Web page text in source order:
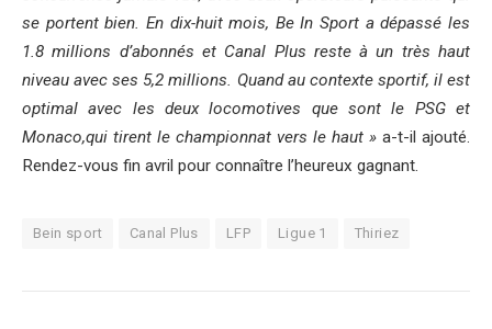
se portent bien. En dix-huit mois, Be In Sport a dépassé les
1.8 millions d’abonnés et Canal Plus reste à un très haut
niveau avec ses 5,2 millions. Quand au contexte sportif, il est
optimal avec les deux locomotives que sont le PSG et
Monaco,qui tirent le championnat vers le haut » a-t-il ajouté.
Rendez-vous fin avril pour connaître l’heureux gagnant.
Bein sport Canal Plus LFP Ligue 1 Thiriez